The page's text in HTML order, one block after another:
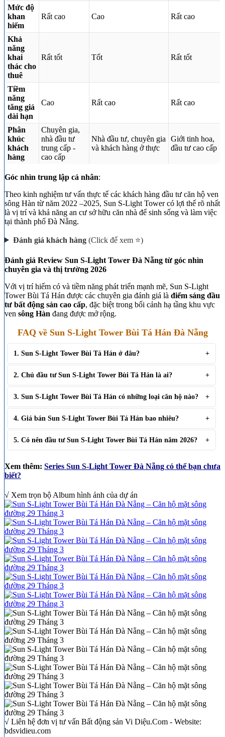
Mức độ
khan
hiếm
Rất cao Cao Rất cao
Khả
năng
khai
thác cho
thuê
Rất tốt Tốt Rất tốt
Tiềm
năng
tăng giá
dài hạn
Cao Rất cao Rất cao
Phân
khúc
khách
hàng
Chuyên gia,
nhà đầu tư
trung cấp -
cao cấp
Nhà đầu tư, chuyên gia
và khách hàng ở thực
Giới tinh hoa,
đầu tư cao cấp
Góc nhìn trung lập cá nhân:
Theo kinh nghiệm tư vấn thực tế các khách hàng đầu tư căn hộ ven
sông Hàn từ năm 2022 –2025, Sun S-Light Tower có lợi thế rõ nhất
là vị trí và khả năng an cư sở hữu căn nhà để sinh sống và làm việc
tại thành phố Đà Nẵng.
Đánh giá khách hàng(Click để xem ⭐)
Đánh giá Review Sun S-Light Tower Đà Nẵng từ góc nhìn
chuyên gia và thị trường 2026
Với vị trí hiếm có và tiềm năng phát triển mạnh mẽ, Sun S-Light
Tower Bùi Tá Hán được các chuyên gia đánh giá là điểm sáng đầu
tư bất động sản cao cấp, đặc biệt trong bối cảnh hạ tầng khu vực
ven sông Hàn đang được mở rộng.
FAQ về Sun S-Light Tower Bùi Tá Hán Đà Nẵng
1. Sun S-Light Tower Bùi Tá Hán ở đâu?
2. Chủ đầu tư Sun S-Light Tower Bùi Tá Hán là ai?
3. Sun S-Light Tower Bùi Tá Hán có những loại căn hộ nào?
4. Giá bán Sun S-Light Tower Bùi Tá Hán bao nhiêu?
5. Có nên đầu tư Sun S-Light Tower Bùi Tá Hán năm 2026?
Xem thêm: Series Sun S-Light Tower Đà Nẵng có thể bạn chưa
biết?
√ Xem trọn bộ Album hình ảnh của dự án
√ Liên hệ đơn vị tư vấn Bất động sản Vi Diệu.Com - Website:
bdsvidieu.com